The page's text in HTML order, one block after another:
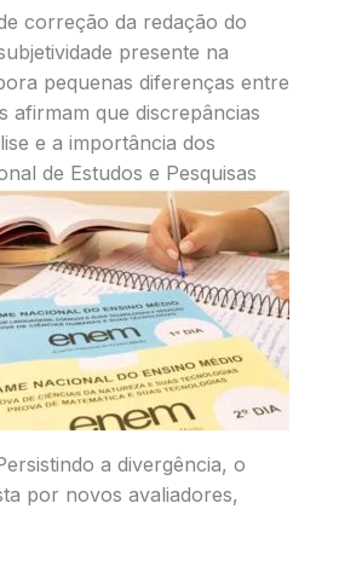
correção da redação do
presente na
pequenas diferenças entre
afirmam que discrepâncias
e a importância dos
de Estudos e Pesquisas
a divergência, o
por novos avaliadores,